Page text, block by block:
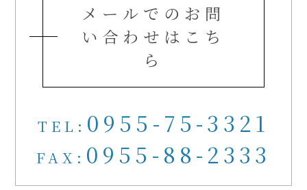
メールでのお問
い合わせはこち
ら
TEL: 0955-75-3321
FAX: 0955-88-2333